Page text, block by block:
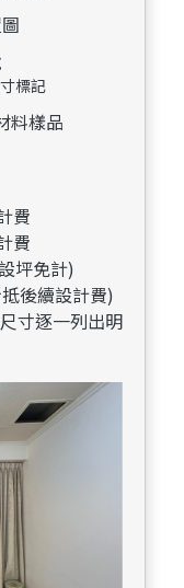
標記
料樣品
費
費
坪免計)
後續設計費)
寸逐一列出明